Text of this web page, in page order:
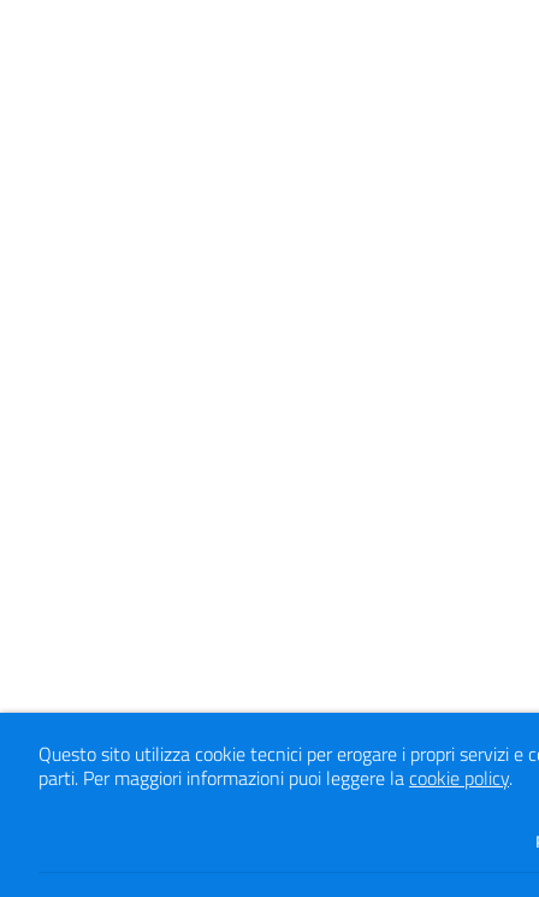
Questo sito utilizza cookie tecnici per erogare i propri servizi e
parti. Per maggiori informazioni puoi leggere lacookie policy.